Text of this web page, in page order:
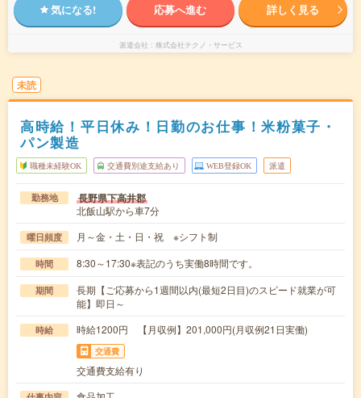
気になる! 応募へ進む 詳しく見る
派遣会社 株式会社テクノ・サービス
未読
高時給！平日休み！日勤のお仕事！米粉菓子・
パン製造
職種未経験OK 交通費別途支給あり WEB登録OK 派遣
勤務地 長野県下高井郡
北飯山駅から車7分
曜日頻度 月～金・土・日・祝 ※シフト制
時間 8:30～17:30※表記のうち実働8時間です。
期間
長期【ご応募から1週間以内(最短2日目)のスピード就業が可
能】即日～
時給 時給1200円 【月収例】201,000円(月収例21日実働)
交通費
交通費支給有り